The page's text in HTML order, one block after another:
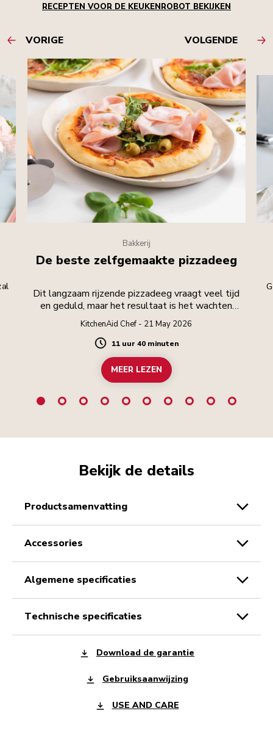
RECEPTEN VOOR DE KEUKENROBOT BEKIJKEN
VORIGE VOLGENDE
Bakkerij
De beste zelfgemaakte pizzadeeg
Dit langzaam rijzende pizzadeeg vraagt veel tijd
en geduld, maar het resultaat is het wachten
waard.
KitchenAid Chef - 21 May 2026
Duration
11 uur 40 minuten
MEER LEZEN
Bekijk de details
productsamenvatting
accessories
algemene specificaties
technische specificaties
Download de garantie
Gebruiksaanwijzing
USE AND CARE